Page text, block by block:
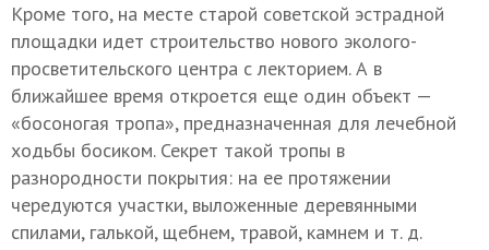
Кроме того, на месте старой советской эстрадной
площадки идет строительство нового эколого-
просветительского центра с лекторием. А в
ближайшее время откроется еще один объект —
«босоногая тропа», предназначенная для лечебной
ходьбы босиком. Секрет такой тропы в
разнородности покрытия: на ее протяжении
чередуются участки, выложенные деревянными
спилами, галькой, щебнем, травой, камнем и т. д.